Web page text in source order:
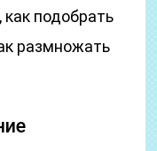
как подобрать
размножать